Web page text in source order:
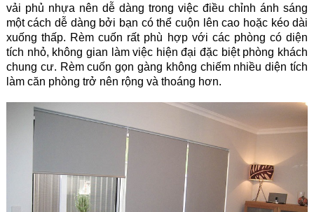
vải phủ nhựa nên dễ dàng trong việc điều chỉnh ánh sáng
một cách dễ dàng bởi bạn có thể cuộn lên cao hoặc kéo dài
xuống thấp. Rèm cuốn rất phù hợp với các phòng có diện
tích nhỏ, không gian làm việc hiện đại đặc biệt phòng khách
chung cư. Rèm cuốn gọn gàng không chiếm nhiều diện tích
làm căn phòng trở nên rộng và thoáng hơn.